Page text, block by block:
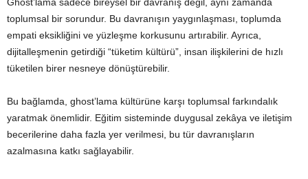
toplumsal bir sorundur. Bu davranışın yaygınlaşması, toplumda
empati eksikliğini ve yüzleşme korkusunu artırabilir. Ayrıca,
dijitalleşmenin getirdiği “tüketim kültürü”, insan ilişkilerini de hızlı
tüketilen birer nesneye dönüştürebilir.
Bu bağlamda, ghost’lama kültürüne karşı toplumsal farkındalık
yaratmak önemlidir. Eğitim sisteminde duygusal zekâya ve iletişim
becerilerine daha fazla yer verilmesi, bu tür davranışların
azalmasına katkı sağlayabilir.